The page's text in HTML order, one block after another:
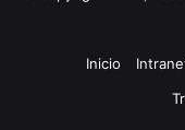
Inicio